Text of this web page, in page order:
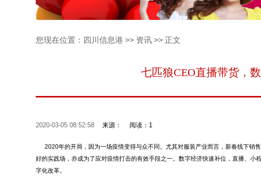
您现在位置： 四川信息港 >> 资讯 >> 正文
七匹狼CEO直播带货，
2020-03-05 08:52:58 来源： 阅读：1
2020年的开局，因为一场疫情变得与众不同。尤其对服装产业而言，新春线下销
好的实践场，亦成为了应对疫情打击的有效手段之一。数字经济快速补位，直播、
字化改革。